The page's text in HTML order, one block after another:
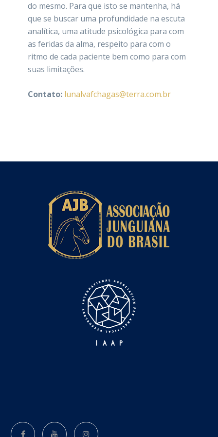
do mesmo. Para que isto se mantenha, há
que se buscar uma profundidade na escuta
analítica, uma atitude psicológica para com
as feridas da alma, respeito para com o
ritmo de cada paciente bem como para com
suas limitações.
Contato: lunalvafchagas@terra.com.br